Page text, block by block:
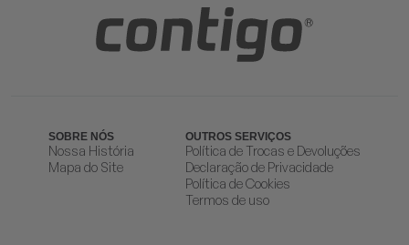
SOBRE NÓS
Nossa História
Mapa do Site
OUTROS SERVIÇOS
Política de Trocas e Devoluções
Declaração de Privacidade
Política de Cookies
Termos de uso